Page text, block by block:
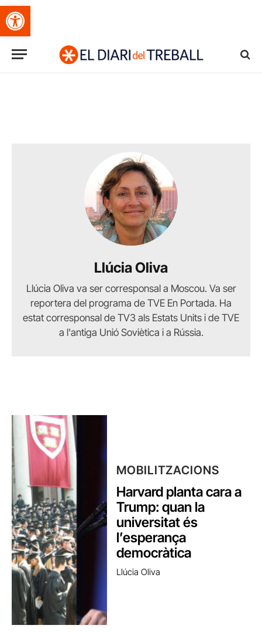
Obre la barra d'eines
Llúcia Oliva
Llúcia Oliva va ser corresponsal a Moscou. Va ser
reportera del programa de TVE En Portada. Ha
estat corresponsal de TV3 als Estats Units i de TVE
a l'antiga Unió Soviètica i a Rússia.
MOBILITZACIONS
Harvard planta cara a
Trump: quan la
universitat és
l’esperança
democràtica
Llúcia Oliva